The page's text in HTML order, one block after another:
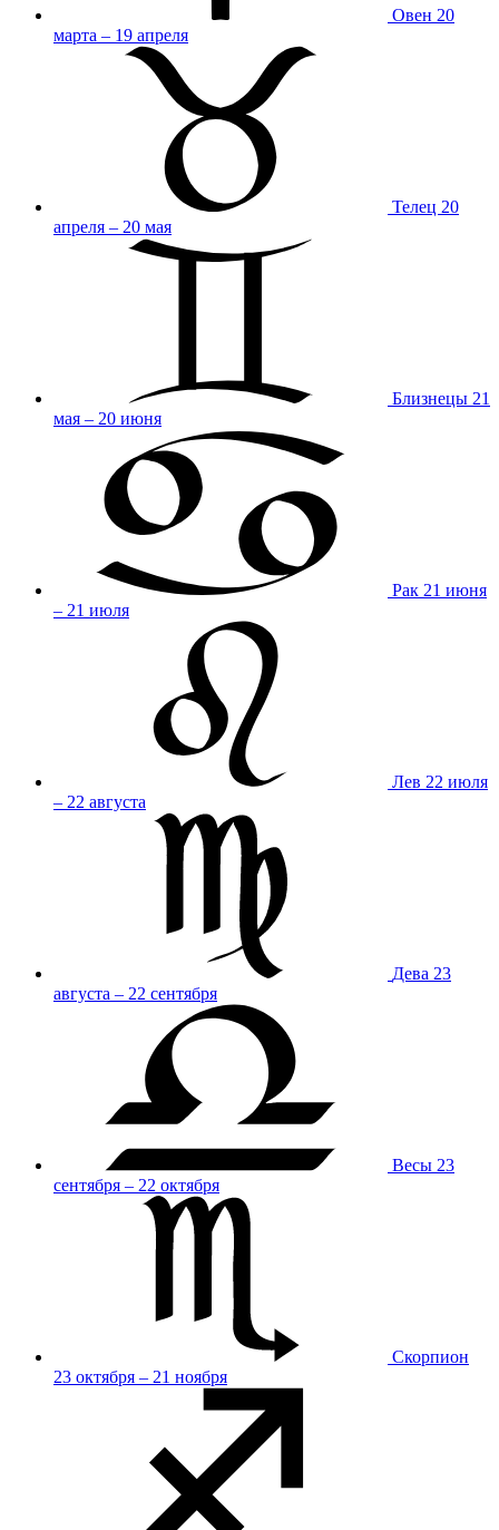
Овен 20
марта – 19 апреля
Телец 20
апреля – 20 мая
Близнецы 21
мая – 20 июня
Рак 21 июня
– 21 июля
Лев 22 июля
– 22 августа
Дева 23
августа – 22 сентября
Весы 23
сентября – 22 октября
Скорпион
23 октября – 21 ноября